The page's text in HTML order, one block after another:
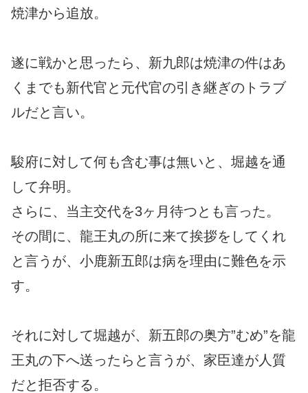
焼津から追放。
遂に戦かと思ったら、新九郎は焼津の件はあ
くまでも新代官と元代官の引き継ぎのトラブ
ルだと言い。
駿府に対して何も含む事は無いと、堀越を通
して弁明。
さらに、当主交代を3ヶ月待つとも言った。
その間に、龍王丸の所に来て挨拶をしてくれ
と言うが、小鹿新五郎は病を理由に難色を示
す。
それに対して堀越が、新五郎の奥方”むめ”を龍
王丸の下へ送ったらと言うが、家臣達が人質
だと拒否する。